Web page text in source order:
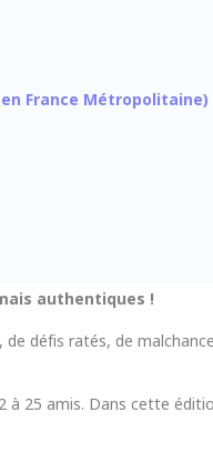
France Métropolitaine)
authentiques !
défis ratés, de
25 amis. Dans cette